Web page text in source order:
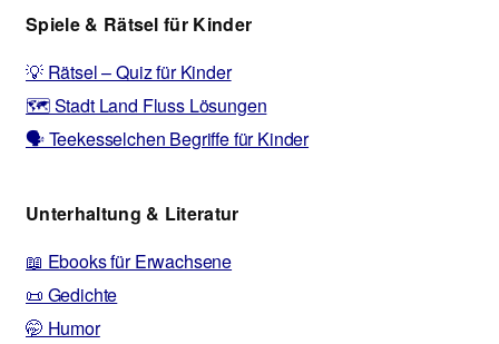
Spiele & Rätsel für Kinder
💡 Rätsel – Quiz für Kinder
🗺️ Stadt Land Fluss Lösungen
🗣️ Teekesselchen Begriffe für Kinder
Unterhaltung & Literatur
📖 Ebooks für Erwachsene
📜 Gedichte
🤭 Humor